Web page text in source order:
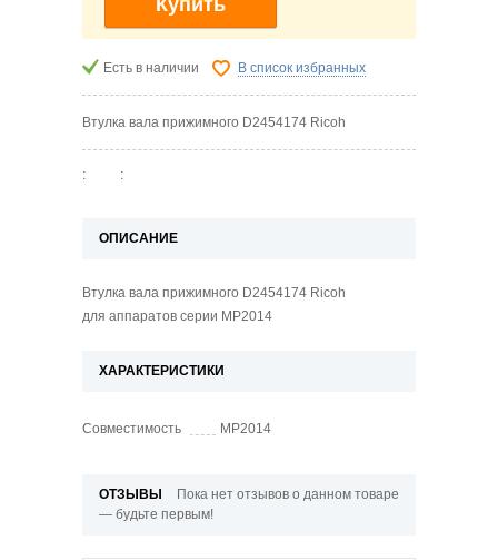
Купить
Есть в наличии В список избранных
Втулка вала прижимного D2454174 Ricoh
: :
ОПИСАНИЕ
Втулка вала прижимного D2454174 Ricoh
для аппаратов серии MP2014
ХАРАКТЕРИСТИКИ
Совместимость MP2014
ОТЗЫВЫ
Пока нет отзывов о данном товаре
— будьте первым!